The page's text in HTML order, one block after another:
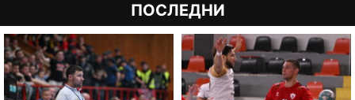
ПОСЛЕДНИ